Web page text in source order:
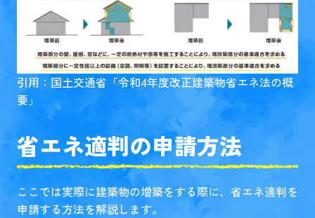
引用：国土交通省「令和4年度改正建築物省エネ法の概
要 」
省エネ適判の申請方法
ここでは実際に建築物の増築をする際に、省エネ適判を
申請する方法を解説します。